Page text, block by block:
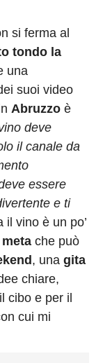
si ferma al
tondo la
una
suoi video
Abruzzo è
deve
il canale da
essere
e ti
il vino è un po’
meta che può
, una gita
chiare,
cibo e per il
cui mi